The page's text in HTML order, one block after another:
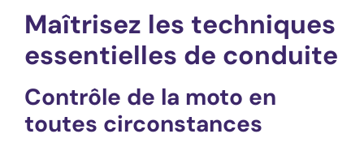
Maîtrisez les techniques
essentielles de conduite
Contrôle de la moto en
toutes circonstances